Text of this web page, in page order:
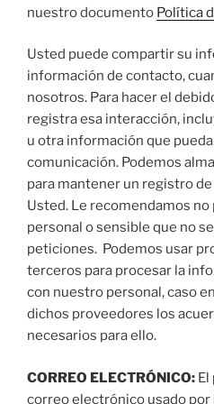
nuestro documento Política
Usted puede compartir su
información de contacto,
nosotros. Para hacer el
registra esa interacción,
u otra información que
comunicación. Podemos
para mantener un registro
Usted. Le recomendamos
personal o sensible que no
peticiones. Podemos usar
terceros para procesar la
con nuestro personal, caso
dichos proveedores los
necesarios para ello.
CORREO ELECTRÓNICO: El
correo electrónico usado por